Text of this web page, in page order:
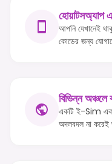
হোয়াটসঅ্যাপ
আপনি যেখানেই
কোডের জন্য
বিভিন্ন
একটি ই-Sim
অদলবদল না করেই